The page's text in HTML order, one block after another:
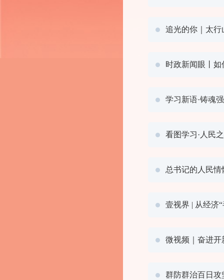
追光的你｜太行
时政新闻眼丨
学习新语·铸魂
看图学习·人民
总书记的人民情
壹视界 | 从经济
微视频｜奋进开
群防群治百日攻